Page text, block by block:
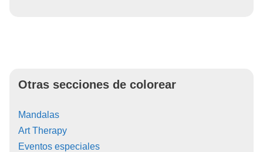
Otras secciones de colorear
Mandalas
Art Therapy
Eventos especiales